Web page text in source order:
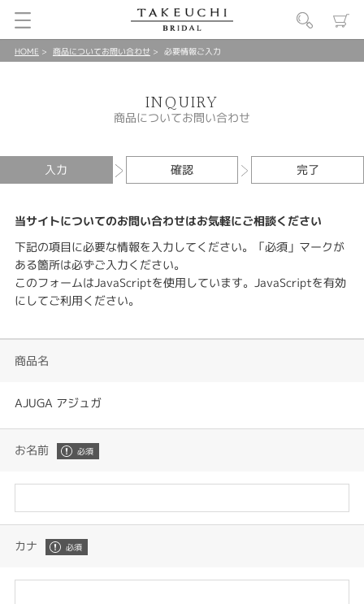
HOME 商品についてお問い合わせ 必要情報ご入力
INQUIRY
商品についてお問い合わせ
入力 確認 完了
当サイトについてのお問い合わせはお気軽にご相談ください
下記の項目に必要な情報を入力してください。「必須」マークが
ある箇所は必ずご入力ください。
このフォームはJavaScriptを使用しています。JavaScriptを有効
にしてご利用ください。
商品名
AJUGA アジュガ
お名前
カナ